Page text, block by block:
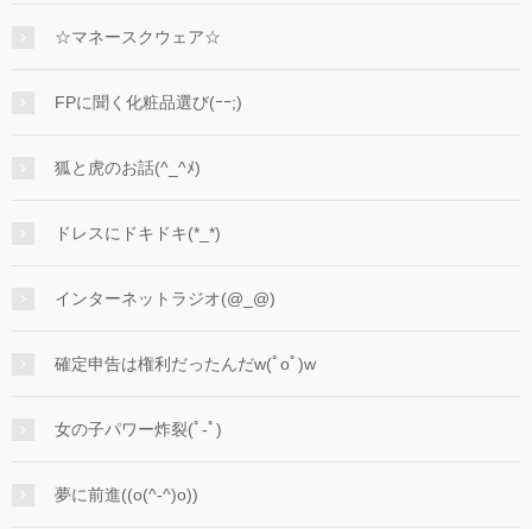
☆マネースクウェア☆
FPに聞く化粧品選び(ｰｰ;)
狐と虎のお話(^_^ﾒ)
ドレスにドキドキ(*_*)
インターネットラジオ(@_@)
確定申告は権利だったんだw(ﾟoﾟ)w
女の子パワー炸裂(ﾟ-ﾟ)
夢に前進((o(^-^)o))